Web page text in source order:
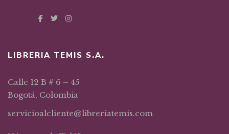
LIBRERIA TEMIS S.A.
Calle 12 B # 6 – 45
Bogotá, Colombia
servicioalcliente@libreriatemis.com